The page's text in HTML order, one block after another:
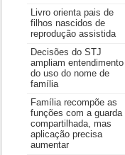
Livro orienta pais de
filhos nascidos de
reprodução assistida
Decisões do STJ
ampliam entendimento
do uso do nome de
família
Família recompõe as
funções com a guarda
compartilhada, mas
aplicação precisa
aumentar